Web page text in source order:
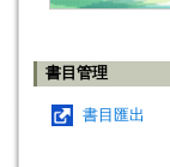
書目管理
書目匯出